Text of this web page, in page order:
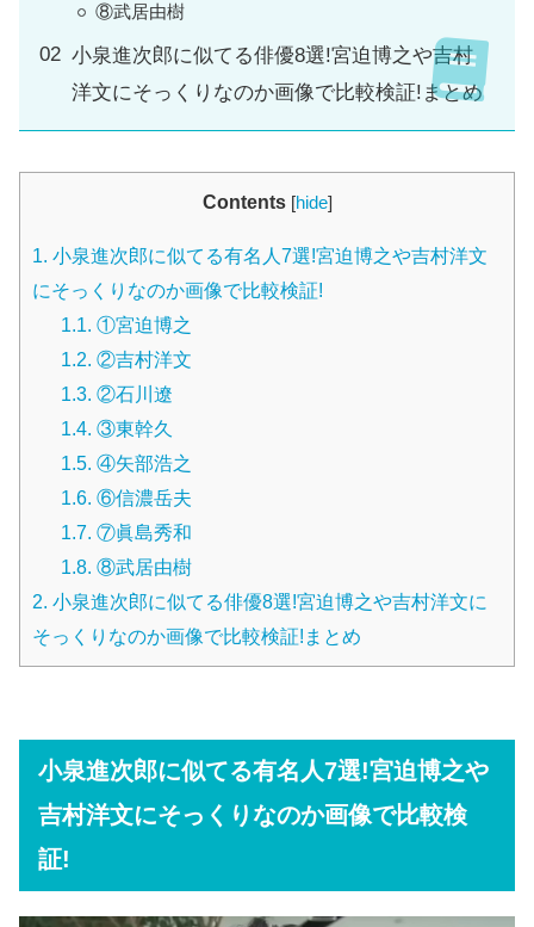
⑧武居由樹
小泉進次郎に似てる俳優8選!宮迫博之や吉村
洋文にそっくりなのか画像で比較検証!まとめ
Contents [hide]
1. 小泉進次郎に似てる有名人7選!宮迫博之や吉村洋文
にそっくりなのか画像で比較検証!
1.1. ①宮迫博之
1.2. ②吉村洋文
1.3. ②石川遼
1.4. ③東幹久
1.5. ④矢部浩之
1.6. ⑥信濃岳夫
1.7. ⑦眞島秀和
1.8. ⑧武居由樹
2. 小泉進次郎に似てる俳優8選!宮迫博之や吉村洋文に
そっくりなのか画像で比較検証!まとめ
小泉進次郎に似てる有名人7選!宮迫博之や
吉村洋文にそっくりなのか画像で比較検
証!